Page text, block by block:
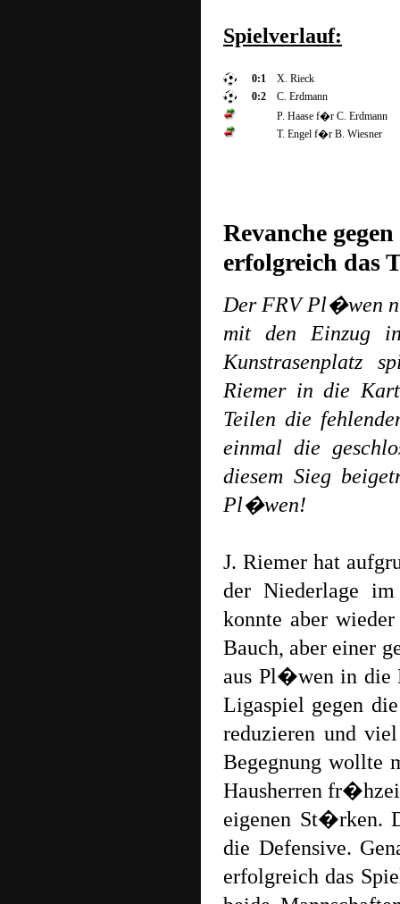
Spielverlauf:
0:1
X. Rieck
0:2
C. Erdmann
P. Haase f�r C. Erdmann
T. Engel f�r B. Wiesner
Revanche
erfolgreich das
Der FRV Pl�wen
mit den Einzug
Kunstrasenplatz
Riemer in die
Teilen die
einmal die
diesem Sieg
Pl�wen!
J. Riemer hat
der Niederlage
konnte aber
Bauch, aber einer
aus Pl�wen in die
Ligaspiel gegen
reduzieren und
Begegnung wollte
Hausherren
eigenen St�rken.
die Defensive.
erfolgreich das